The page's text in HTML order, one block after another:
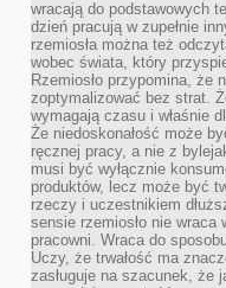
wracają do podstawowych
dzień pracują w zupełnie
rzemiosła można też
wobec świata, który
Rzemiosło przypomina, że
zoptymalizować bez strat.
wymagają czasu i właśnie
Że niedoskonałość może
ręcznej pracy, a nie z
musi być wyłącznie
produktów, lecz może być
rzeczy i uczestnikiem
sensie rzemiosło nie wraca
pracowni. Wraca do
Uczy, że trwałość ma
zasługuje na szacunek, że